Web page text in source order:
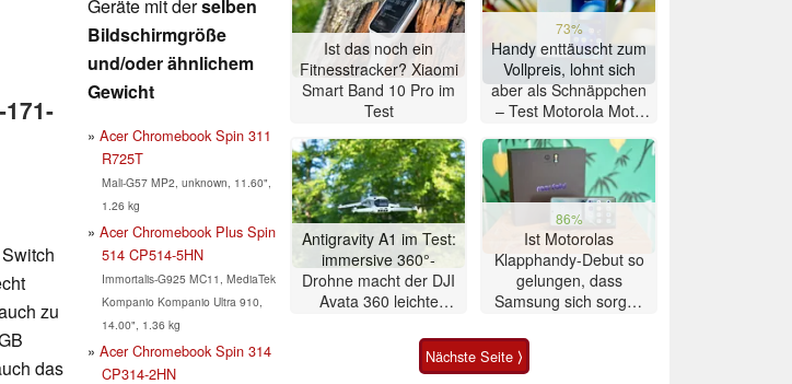
zu
das
Geräte mit derselben
Bildschirmgröße
und/oder ähnlichem
Gewicht
Acer Chromebook Spin 311
R725T
Mali-G57 MP2, unknown, 11.60",
1.26 kg
Acer Chromebook Plus Spin
514 CP514-5HN
Immortalis-G925 MC11, MediaTek
Kompanio Kompanio Ultra 910,
14.00", 1.36 kg
Acer Chromebook Spin 314
CP314-2HN
Ist das noch ein
Fitnesstracker? Xiaomi
Smart Band 10 Pro im
Test
73%
Handy enttäuscht zum
Vollpreis, lohnt sich
aber als Schnäppchen
– Test Motorola Moto
Antigravity A1 im Test:
immersive 360°-
Drohne macht der DJI
Avata 360 leichte
86%
Ist Motorolas
Klapphandy-Debut so
gelungen, dass
Samsung sich sorgen
Smartphone im Test
Nächste Seite ⟩